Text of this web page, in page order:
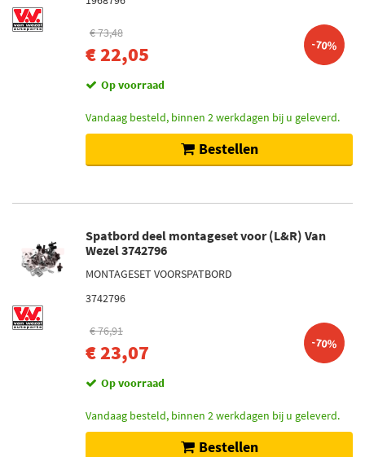
€ 73,48
€ 22,05 -70%
Op voorraad
Vandaag besteld, binnen 2 werkdagen bij u geleverd.
Bestellen
Spatbord deel montageset voor (L&R) Van
Wezel 3742796
MONTAGESET VOORSPATBORD
3742796
€ 76,91
€ 23,07 -70%
Op voorraad
Vandaag besteld, binnen 2 werkdagen bij u geleverd.
Bestellen